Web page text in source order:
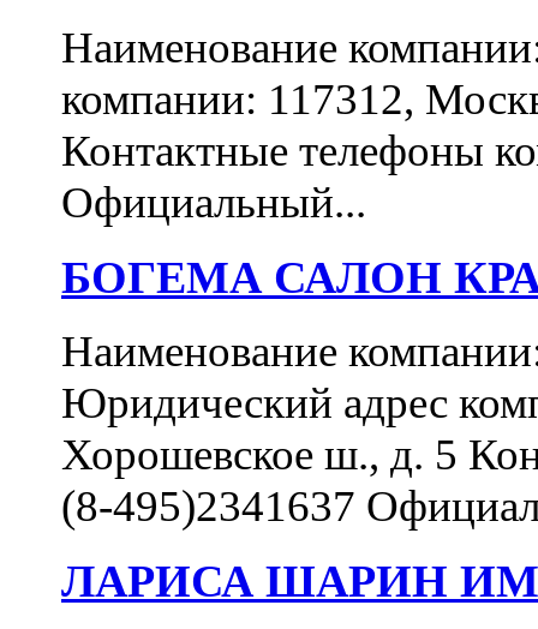
Наименование
компании: 117312,
Контактные телефоны
Официальный...
БОГЕМА САЛОН
Наименование
Юридический адрес
Хорошевское ш., д. 5
(8-495)2341637
ЛАРИСА ШАРИН